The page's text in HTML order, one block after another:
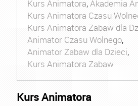
Kurs Animatora,Akademia
Kurs Animatora Czasu
Kurs Animatora Zabaw dla
Animator Czasu Wolnego,
Animator Zabaw dla Dzieci,
Kurs Animatora Zabaw
Kurs Animatora